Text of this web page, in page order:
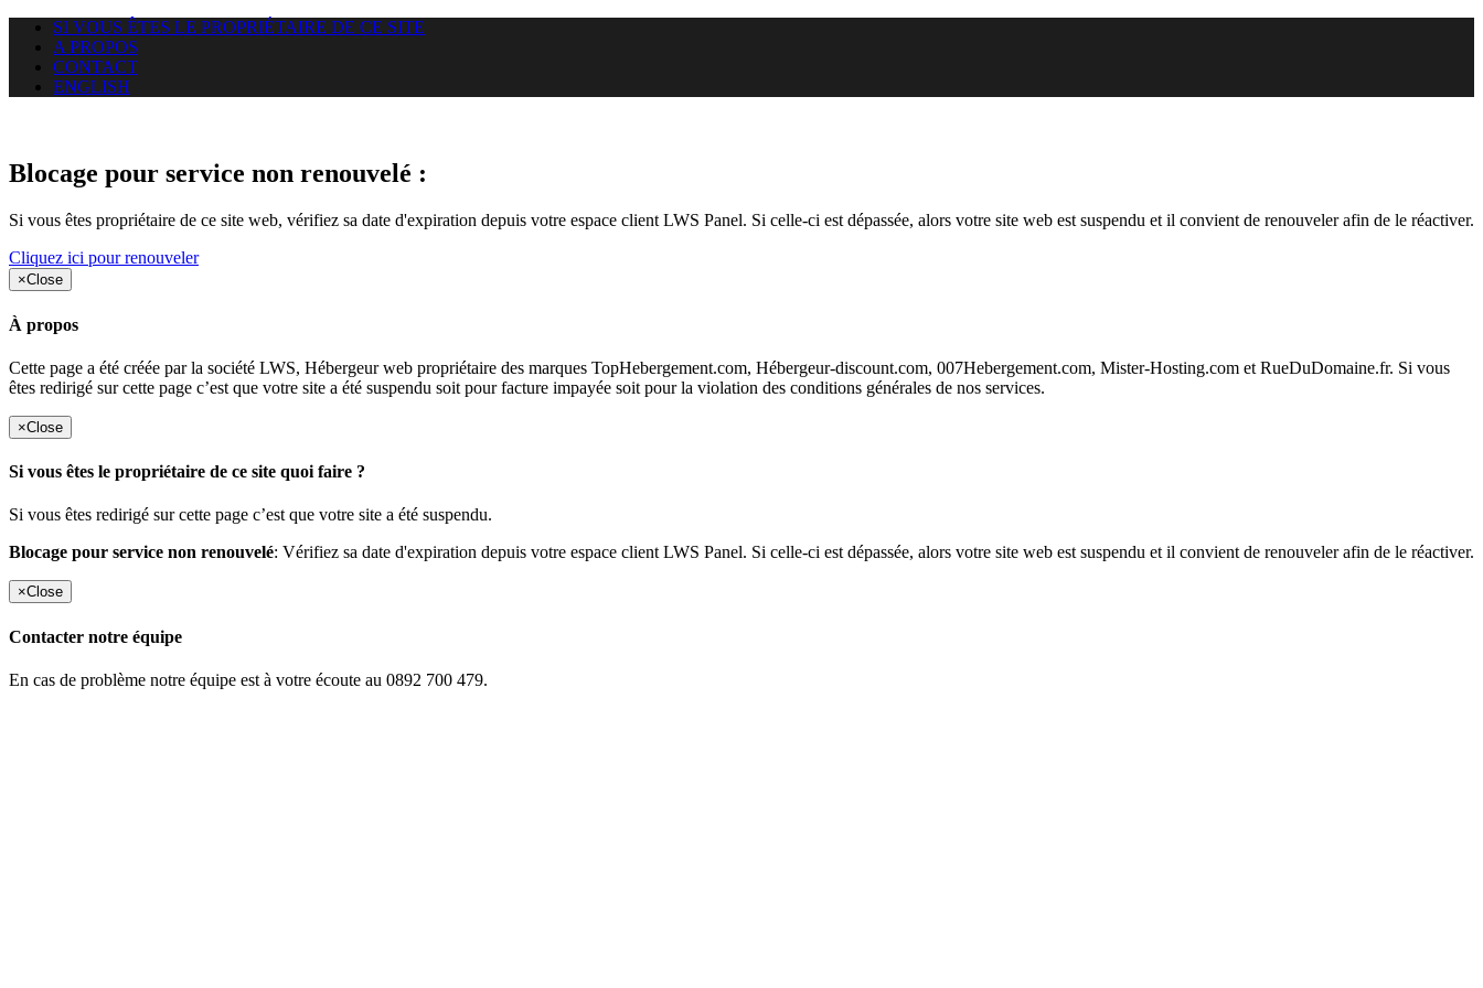
SI VOUS ÊTES LE PROPRIÉTAIRE DE CE SITE
A PROPOS
CONTACT
ENGLISH
Blocage pour service non renouvelé :
Si vous êtes propriétaire de ce site web, vérifiez sa date d'expiration depuis votre espace client LWS Panel. Si celle-ci est dépassée, alors votre site web est suspendu et il convient de renouveler afin de le réactiver.
Cliquez ici pour renouveler
×Close
À propos
Cette page a été créée par la société LWS, Hébergeur web propriétaire des marques TopHebergement.com, Hébergeur-discount.com, 007Hebergement.com, Mister-Hosting.com et RueDuDomaine.fr. Si vous
êtes redirigé sur cette page c’est que votre site a été suspendu soit pour facture impayée soit pour la violation des conditions générales de nos services.
×Close
Si vous êtes le propriétaire de ce site quoi faire ?
Si vous êtes redirigé sur cette page c’est que votre site a été suspendu.
Blocage pour service non renouvelé: Vérifiez sa date d'expiration depuis votre espace client LWS Panel. Si celle-ci est dépassée, alors votre site web est suspendu et il convient de renouveler afin de le réactiver.
×Close
Contacter notre équipe
En cas de problème notre équipe est à votre écoute au 0892 700 479.